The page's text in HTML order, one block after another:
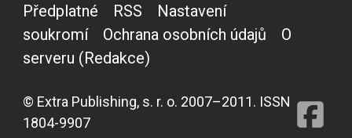
Předplatné RSS
Nastavení
soukromí
Ochrana osobních údajů
O
serveru (Redakce)
© Extra Publishing, s. r. o. 2007–2011. ISSN
1804-9907